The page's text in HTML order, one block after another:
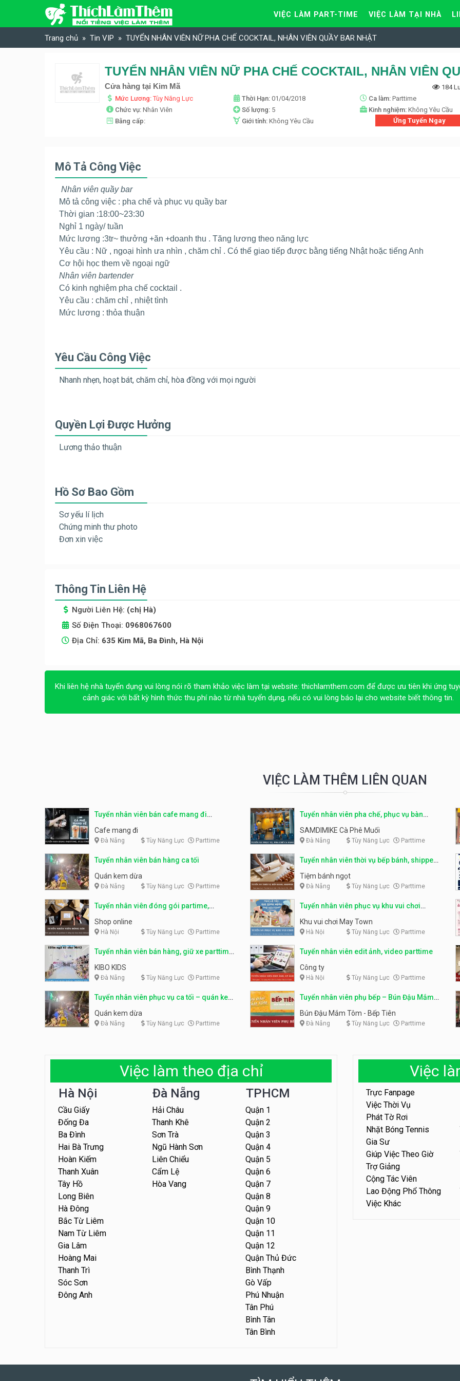
Skip to content
VIỆC LÀM PART-TIME VIỆC LÀM TẠI NHÀ
Trang chủ Tin VIP TUYỂN NHÂN VIÊN NỮ PHA CHẾ COCKTAIL, NHÂN VIÊN QUẦY BAR NHẬT
Cửa hàng tại Kim Mã
184
Mức Lương:Tùy Năng Lực Thời Hạn: 01/04/2018 Ca làm: Parttime
Chức vụ: Nhân Viên Số lượng: 5 Kinh nghiệm: Không Yêu Cầu
Bằng cấp:
Giới tính: Không Yêu Cầu Ứng Tuyển Ngay
Mô Tả Công Việc
Nhân viên quầy bar
Mô tả công việc : pha chế và phục vụ quầy bar
Thời gian :18:00~23:30
Nghỉ 1 ngày/ tuần
Mức lương :3tr~ thưởng +ăn +doanh thu . Tăng lương theo năng lực
Yêu cầu : Nữ , ngoại hình ưa nhìn , chăm chỉ . Có thể giao tiếp được bằng tiếng Nhật hoặc tiếng Anh
Cơ hội học them về ngoại ngữ
Nhân viên bartender
Có kinh nghiệm pha chế cocktail .
Yêu cầu : chăm chỉ , nhiệt tình
Mức lương : thỏa thuận
Yêu Cầu Công Việc
Nhanh nhẹn, hoạt bát, chăm chỉ, hòa đồng với mọi người
Quyền Lợi Được Hưởng
Lương thảo thuận
Hồ Sơ Bao Gồm
Sơ yếu lí lịch
Chứng minh thư photo
Đơn xin việc
Thông Tin Liên Hệ
Người Liên Hệ: (chị Hà)
Số Điện Thoại: 0968067600
Địa Chỉ: 635 Kim Mã, Ba Đình, Hà Nội
Khi liên hệ nhà tuyển dụng vui lòng nói rõ tham khảo việc làm tại website: thichlamthem.com để được ưu tiên khi ứng
cảnh giác với bất kỳ hình thức thu phí nào từ nhà tuyển dụng, nếu có vui lòng báo lại cho website biết thông tin.
VIỆC LÀM THÊM LIÊN QUAN
Tuyển nhân viên bán cafe mang đi
parttime, fulltime
Cafe mang đi
Đà Nẵng Tùy Năng Lực Parttime
Tuyển nhân viên pha chế, phục vụ bàn
parttime
SAMDIMIKE Cà Phê Muối
Đà Nẵng Tùy Năng Lực Parttime
Tuyển nhân viên bán hàng ca tối
Quán kem dừa
Đà Nẵng Tùy Năng Lực Parttime
Tuyển nhân viên thời vụ bếp bánh, shipper
parttime
Tiệm bánh ngọt
Đà Nẵng Tùy Năng Lực Parttime
Tuyển nhân viên đóng gói partime,
fulltime
Shop online
Hà Nội Tùy Năng Lực Parttime
Tuyển nhân viên phục vụ khu vui chơi
parttime linh động
Khu vui chơi May Town
Hà Nội Tùy Năng Lực Parttime
Tuyển nhân viên bán hàng, giữ xe parttime
– Kibo Kid
KIBO KIDS
Đà Nẵng Tùy Năng Lực Parttime
Tuyển nhân viên edit ảnh, video parttime
Công ty
Hà Nội Tùy Năng Lực Parttime
Tuyển nhân viên phục vụ ca tối – quán kem
dừa
Quán kem dừa
Đà Nẵng Tùy Năng Lực Parttime
Tuyển nhân viên phụ bếp – Bún Đậu Mắm
Tôm – Bếp Tiên
Bún Đậu Mắm Tôm - Bếp Tiên
Đà Nẵng Tùy Năng Lực Parttime
Việc làm theo địa chỉ
Hà Nội
Cầu Giấy
Đống Đa
Ba Đình
Hai Bà Trưng
Hoàn Kiếm
Thanh Xuân
Tây Hồ
Long Biên
Hà Đông
Bắc Từ Liêm
Nam Từ Liêm
Gia Lâm
Hoàng Mai
Thanh Trì
Sóc Sơn
Đông Anh
Đà Nẵng
Hải Châu
Thanh Khê
Sơn Trà
Ngũ Hành Sơn
Liên Chiểu
Cẩm Lệ
Hòa Vang
TPHCM
Quận 1
Quận 2
Quận 3
Quận 4
Quận 5
Quận 6
Quận 7
Quận 8
Quận 9
Quận 10
Quận 11
Quận 12
Quận Thủ Đức
Bình Thạnh
Gò Vấp
Phú Nhuận
Tân Phú
Bình Tân
Tân Bình
Việc
Trực Fanpage
Việc Thời Vụ
Phát Tờ Rơi
Nhặt Bóng Tennis
Gia Sư
Giúp Việc Theo Giờ
Trợ Giảng
Cộng Tác Viên
Lao Động Phổ Thông
Việc Khác